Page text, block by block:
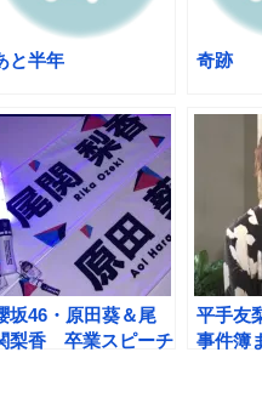
と半年 奇跡
坂46・原田葵＆尾
梨香 卒業スピーチ
平手友
事件簿